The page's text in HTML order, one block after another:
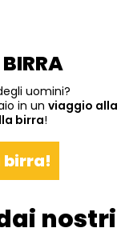
BIRRA
uomini?
in un viaggio alla
birra!
nostri